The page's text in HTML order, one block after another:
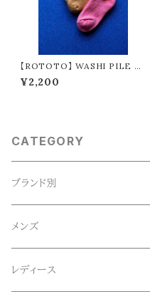
【ROTOTO】 WASHI PILE S
¥2,200
CATEGORY
ブランド別
ACE SNKR(エーススニーカー)
Anapau,Seaing,ANAPAU UG
メンズ
トップス
レディース